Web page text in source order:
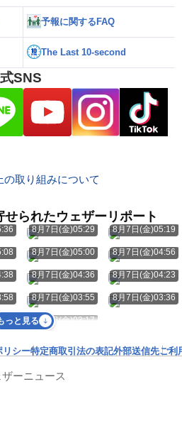
予報に関するFAQ
The Last 10-second
SNS
の取り組みについて
られたウェザーリポート
8月7日(金)05:29 8月7日(金)05:19
8月7日(金)05:00 8月7日(金)04:56
8月7日(金)04:36 8月7日(金)04:23
8月7日(金)03:55 8月7日(金)03:36
8月7日(金)03:17
っと見る
リシー特定商取引法の表記外部送信先ご利
ザーニュース